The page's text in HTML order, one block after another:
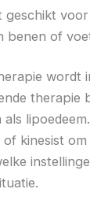
geschikt
benen of
wordt
therapie
als
kinesist